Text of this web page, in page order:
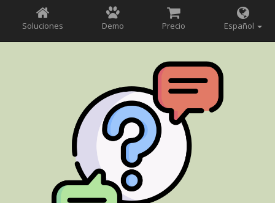
Soluciones Demo Precio Español